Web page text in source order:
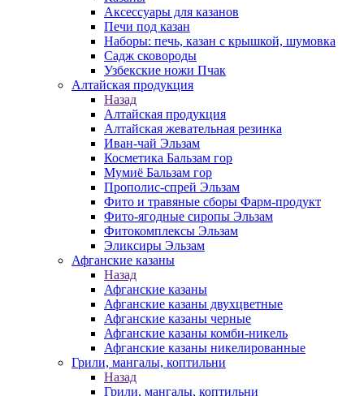
Аксессуары для казанов
Печи под казан
Наборы: печь, казан с крышкой, шумовка
Садж сковороды
Узбекские ножи Пчак
Алтайская продукция
Назад
Алтайская продукция
Алтайская жевательная резинка
Иван-чай Эльзам
Косметика Бальзам гор
Мумиё Бальзам гор
Прополис-спрей Эльзам
Фито и травяные сборы Фарм-продукт
Фито-ягодные сиропы Эльзам
Фитокомплексы Эльзам
Эликсиры Эльзам
Афганские казаны
Назад
Афганские казаны
Афганские казаны двухцветные
Афганские казаны черные
Афганские казаны комби-никель
Афганские казаны никелированные
Грили, мангалы, коптильни
Назад
Грили, мангалы, коптильни